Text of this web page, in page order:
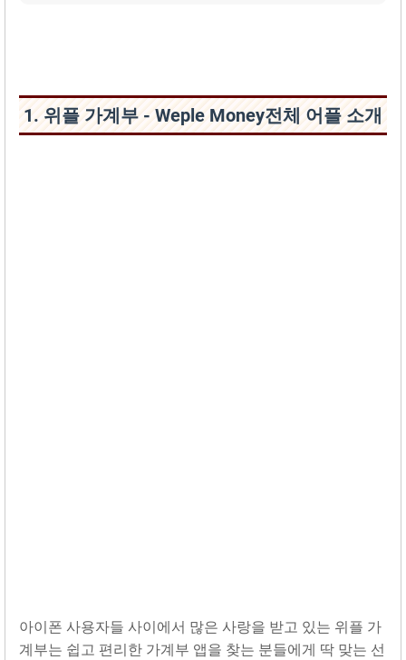
1. 위플 가계부 - Weple Money전체 어플 소개
아이폰 사용자들 사이에서 많은 사랑을 받고 있는 위플 가
계부는 쉽고 편리한 가계부 앱을 찾는 분들에게 딱 맞는 선